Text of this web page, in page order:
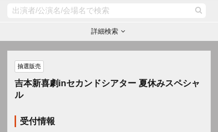
詳細検索
抽選販売
吉本新喜劇inセカンドシアター 夏休みスペシャ
ル
受付情報